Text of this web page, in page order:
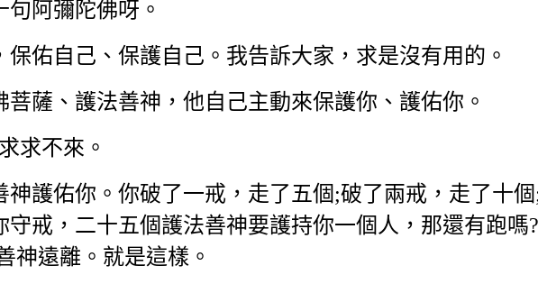
阿彌陀佛呀。
自己、保護自己。我告訴大家，求是沒有用的。
、護法善神，他自己主動來保護你、護佑你。
求不來。
佑你。你破了一戒，走了五個;破了兩戒，走了十個
戒，二十五個護法善神要護持你一個人，那還有跑嗎
神遠離。就是這樣。